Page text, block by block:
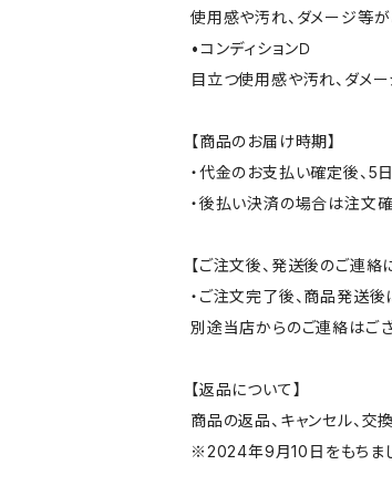
使用感や汚れ、ダメージ等
•コンディションＤ
目立つ使用感や汚れ、ダメ
【商品のお届け時期】
・代金のお支払い確定後、5
・後払い決済の場合は注文
【ご注文後、発送後のご連絡
・ご注文完了後、商品発送後
別途当店からのご連絡はござ
【返品について】
商品の返品、キャンセル、交
※2024年9月10日をもちまし